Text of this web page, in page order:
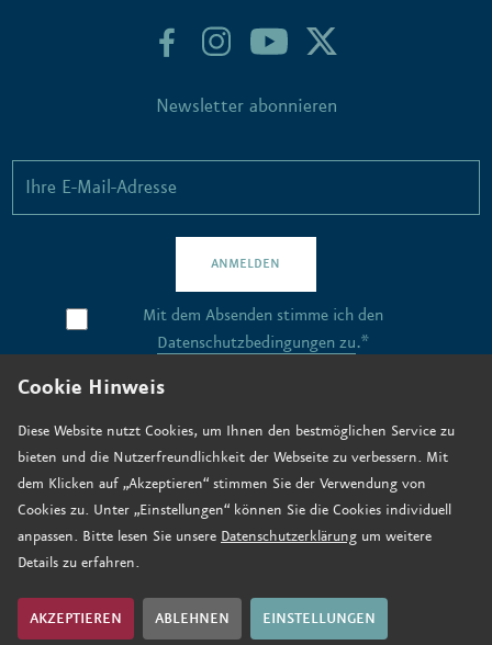
Cookie Hinweis
Diese Website nutzt Cookies, um Ihnen den bestmöglichen Service zu
bieten und die Nutzerfreundlichkeit der Webseite zu verbessern. Mit
dem Klicken auf „Akzeptieren“ stimmen Sie der Verwendung von
Cookies zu. Unter „Einstellungen“ können Sie die Cookies individuell
anpassen. Bitte lesen Sie unsere Datenschutzerklärung um weitere
Details zu erfahren.
AKZEPTIEREN ABLEHNEN EINSTELLUNGEN
Newsletter abonnieren
ANMELDEN
Mit dem Absenden stimme ich den
Datenschutzbedingungen zu.*
Kontakt
Stellenangebote
Anfahrt
Jetzt spenden
Datenschutz